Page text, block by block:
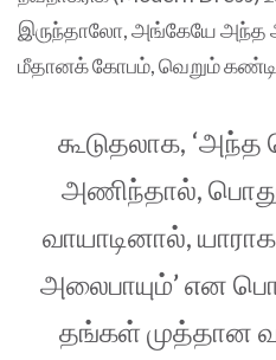
இருந்தாலோ, அங்கேயே அந்த
மீதானக் கோபம், வெறும்
கூடுதலாக, ‘அந்த
அணிந்தால்,
வாயாடினால்,
அலைபாயும்’ என
தங்கள் முத்தான